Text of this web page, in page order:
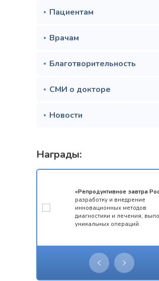
Пациентам
Врачам
Благотворительность
СМИ о докторе
Новости
Награды:
«Репродуктивное завтра
разработку и внедрение
инновационных методов
диагностики и лечения,
уникальных операций.